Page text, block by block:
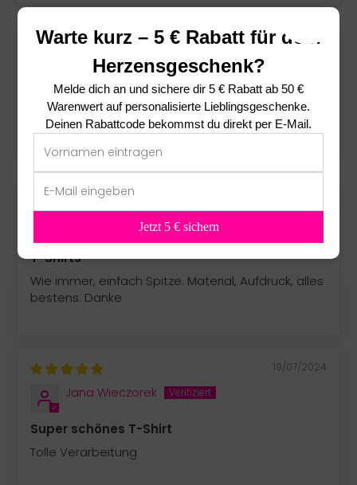
09/05/2025
Jana Doberstein
Schulanfang
Super schönes Shirt geworden.
T-Shirts
Wie immer, einfach Spitze. Material, Aufdruck, alles
bestens. Danke
19/07/2024
Jana Wieczorek
Super schönes T-Shirt
Tolle Verarbeitung
Warte kurz – 5 € Rabatt für dein
Herzensgeschenk?
Melde dich an und sichere dir 5 € Rabatt ab 50 €
Warenwert auf personalisierte Lieblingsgeschenke.
Deinen Rabattcode bekommst du direkt per E-Mail.
Jetzt 5 € sichern